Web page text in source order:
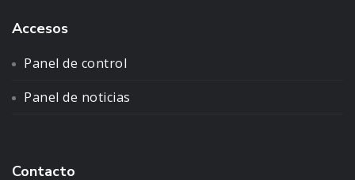
Accesos
Panel de control
Panel de noticias
Contacto